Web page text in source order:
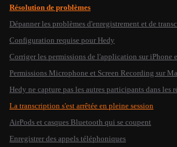
Résolution de problèmes
Dépanner les problèmes d'enregistrement et de
Configuration requise pour Hedy
Corriger les permissions de l'application sur iPhone
Permissions Microphone et Screen Recording sur
Hedy ne capture pas les autres participants dans les
La transcription s'est arrêtée en pleine session
AirPods et casques Bluetooth qui se coupent
Enregistrer des appels téléphoniques